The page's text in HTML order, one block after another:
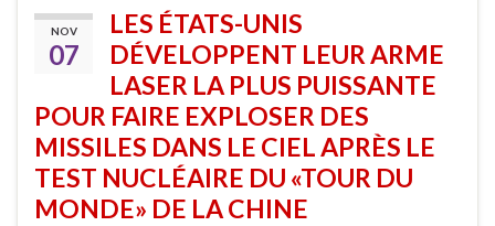
NOV
07
LES ÉTATS-UNIS
DÉVELOPPENT LEUR ARME
LASER LA PLUS PUISSANTE
POUR FAIRE EXPLOSER DES
MISSILES DANS LE CIEL APRÈS LE
TEST NUCLÉAIRE DU «TOUR DU
MONDE» DE LA CHINE